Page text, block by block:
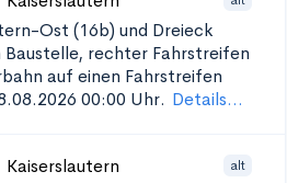
Ost (16b) und Dreieck
Baustelle, rechter Fahrstreifen
auf einen Fahrstreifen
00:00 Uhr. Details...
Kaiserslautern alt